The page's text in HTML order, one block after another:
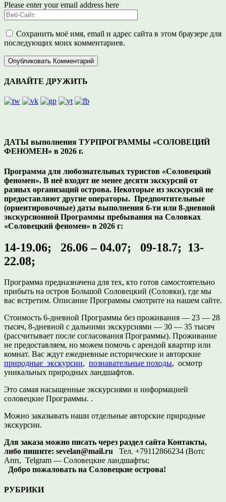
Please enter your email address here
Сохранить моё имя, email и адрес сайта в этом браузере для
последующих моих комментариев.
ДАВАЙТЕ ДРУЖИТЬ
ДАТЫ выполнения ТУРПРОГРАММЫ «СОЛОВЕЦИЙ
ФЕНОМЕН» в 2026 г.
Программа для любознательных туристов «Соловецкий
феномен». В неё входят не менее десяти экскурсий от
разных организаций острова. Некоторые из экскурсий не
предоставляют другие операторы. Предпочтительные
(ориентировочные) даты выполнения 6-ти или 8-дневной
экскурсионной Программы пребывания на Соловках
«Соловецкий феномен» в 2026 г:
14-19.06; 26.06 – 04.07; 09-18.7; 13-
22.08;
Программа предназначена для тех, кто готов самостоятельно
прибыть на остров Большой Соловецкий (Соловки), где мы
вас встретим. Описание Программы смотрите на нашем сайте.
Стоимость 6-дневной Программы без проживания — 23 — 28
тысяч, 8-дневной с дальними экскурсиями — 30 — 35 тысяч
(рассчитывает после согласования Программы). Проживание
не предоставляем, но можем помочь с арендой квартир или
комнат. Вас ждут ежедневные исторические и авторские
природные экскурсии, познавательные походы, осмотр
уникальных природных ландшафтов.
Это самая насыщенные экскурсиями и информацией
соловецкие Программы. .
Можно заказывать наши отдельные авторские природные
экскурсии.
Для заказа можно писать через раздел сайта Контакты,
либо пишите: sevelan@mail.ru Тел. +79112866234 (Вотс
Апп, Telgram — Соловецкие ландшафты;
Добро пожаловать на Соловецкие острова!
РУБРИКИ